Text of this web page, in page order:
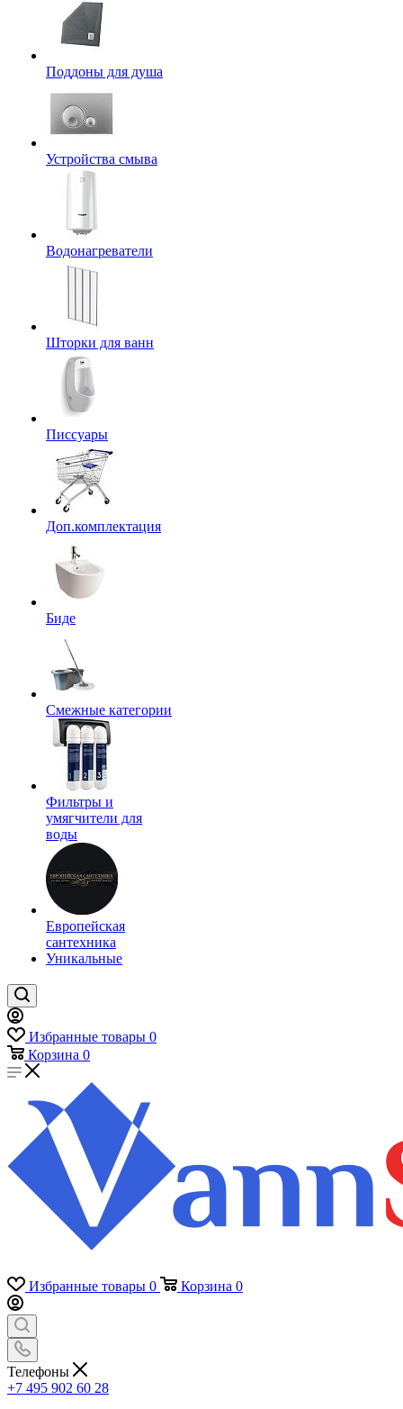
Поддоны для душа
Устройства смыва
Водонагреватели
Шторки для ванн
Писсуары
Доп.комплектация
Биде
Смежные категории
Фильтры и
умягчители для
воды
Европейская
сантехника
Уникальные
Избранные товары 0
Корзина 0
Избранные товары 0 Корзина 0
Телефоны
+7 495 902 60 28